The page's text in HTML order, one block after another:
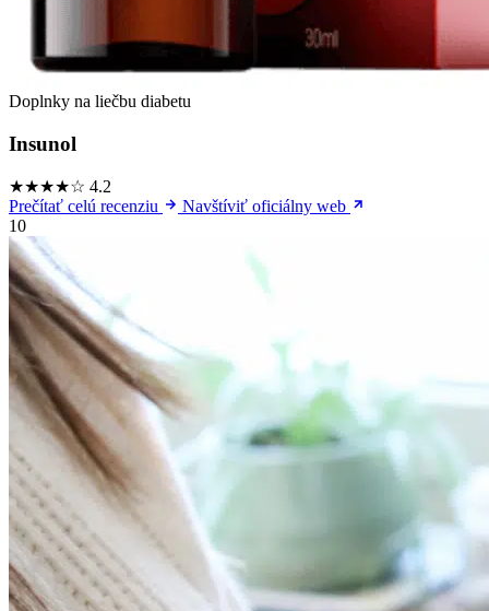
Doplnky na liečbu diabetu
Insunol
★★★★☆ 4.2
Prečítať celú recenziu
Navštíviť oficiálny web
10